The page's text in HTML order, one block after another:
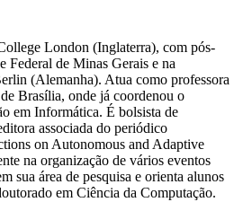
London (Inglaterra), com pós-
Federal de Minas Gerais e na
(Alemanha). Atua como professora
Brasília, onde já coordenou o
em Informática. É bolsista de
associada do periódico
on Autonomous and Adaptive
na organização de vários eventos
sua área de pesquisa e orienta alunos
em Ciência da Computação.